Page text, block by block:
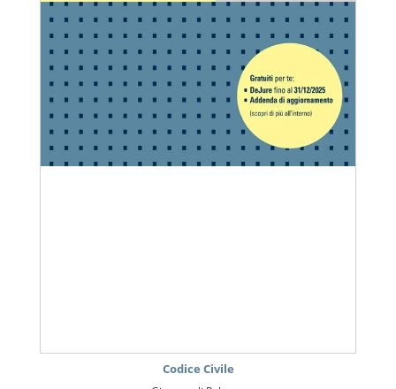
Codice Civile